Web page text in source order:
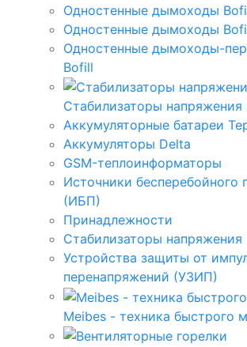
Одностенные дымоходы
Одностенные дымоходы
Одностенные дымоходы-
Bofill
Стабилизаторы
Аккумуляторные батареи
Аккумуляторы Delta
GSM-теплоинформаторы
Источники бесперебойного
(ИБП)
Принадлежности
Стабилизаторы напряжения
Устройства защиты от
перенапряжений (УЗИП)
Meibes - техника быстрого